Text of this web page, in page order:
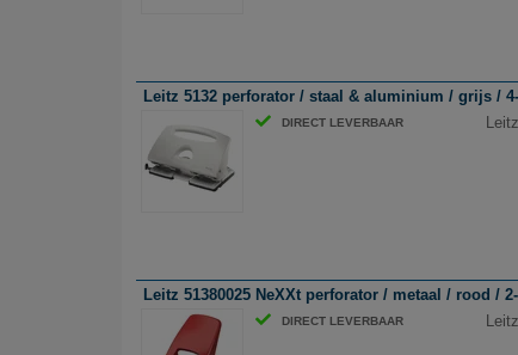
Leitz 5132 perforator / staal & aluminium / grijs /
DIRECT LEVERBAAR
Leitz 51380025 NeXXt perforator / metaal / rood /
DIRECT LEVERBAAR